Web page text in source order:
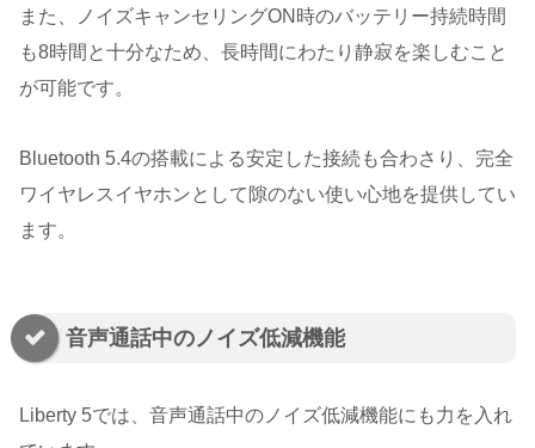
また、ノイズキャンセリングON時のバッテリー持続時間
も8時間と十分なため、長時間にわたり静寂を楽しむこと
が可能です。
Bluetooth 5.4の搭載による安定した接続も合わさり、完全
ワイヤレスイヤホンとして隙のない使い心地を提供してい
ます。
音声通話中のノイズ低減機能
Liberty 5では、音声通話中のノイズ低減機能にも力を入れ